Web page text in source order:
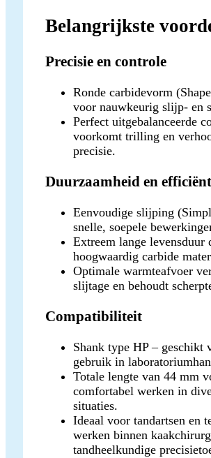
Belangrijkste
Precisie en controle
Ronde carbidevorm
voor nauwkeurig slijp- en
Perfect uitgebalanceerde
voorkomt trilling en
precisie.
Duurzaamheid en
Eenvoudige slijping
snelle, soepele
Extreem lange levensduur
hoogwaardig carbide
Optimale warmteafvoer
slijtage en behoudt
Compatibiliteit
Shank type HP – geschikt
gebruik in
Totale lengte van 44 mm
comfortabel werken in
situaties.
Ideaal voor tandartsen en
werken binnen
tandheelkundige